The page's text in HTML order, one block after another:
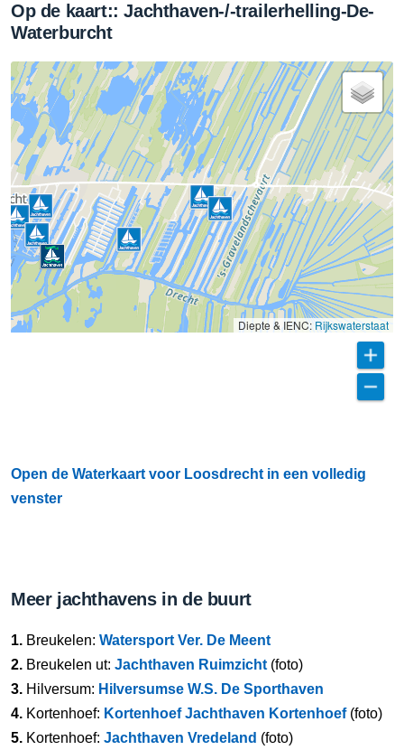
Op de kaart:: Jachthaven-/-trailerhelling-De-
Waterburcht
Diepte & IENC: Rijkswaterstaat
Open de Waterkaart voor Loosdrecht in een volledig
venster
Meer jachthavens in de buurt
1. Breukelen: Watersport Ver. De Meent
2. Breukelen ut: Jachthaven Ruimzicht (foto)
3. Hilversum: Hilversumse W.S. De Sporthaven
4. Kortenhoef: Kortenhoef Jachthaven Kortenhoef(foto)
5. Kortenhoef: Jachthaven Vredeland (foto)